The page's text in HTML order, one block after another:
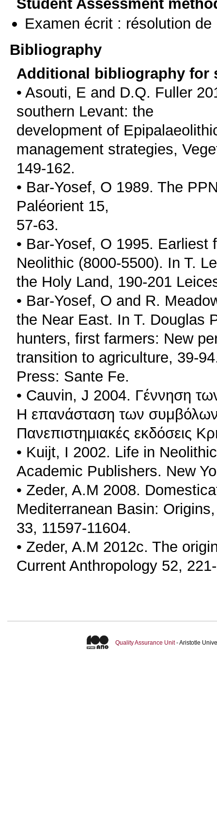
Examen écrit : résolution de
Bibliography
Additional bibliography for
• Asouti, E and D.Q. Fuller
southern Levant: the
development of
management strategies,
149-162.
• Bar-Yosef, O 1989. The
Paléorient 15,
57-63.
• Bar-Yosef, O 1995.
Neolithic (8000-5500). In T.
the Holy Land, 190-201
• Bar-Yosef, O and R.
the Near East. In T. Douglas
hunters, first farmers: New
transition to agriculture, 39-
Press: Sante Fe.
• Cauvin, J 2004. Γέννηση
Η επανάσταση των συμβόλων
Πανεπιστημιακές εκδόσεις
• Kuijt, I 2002. Life in
Academic Publishers. New
• Zeder, A.M 2008.
Mediterranean Basin:
33, 11597-11604.
• Zeder, A.M 2012c. The
Current Anthropology 52,
Quality Assurance Unit- Aristotle